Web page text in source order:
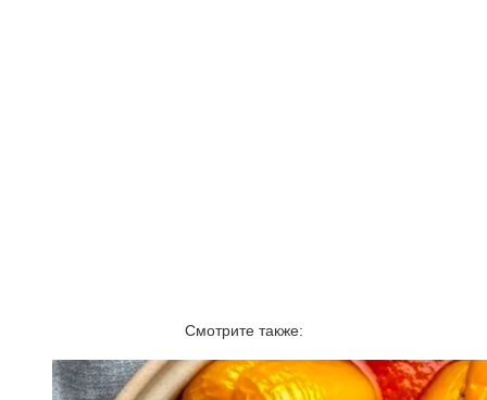
Смотрите также: